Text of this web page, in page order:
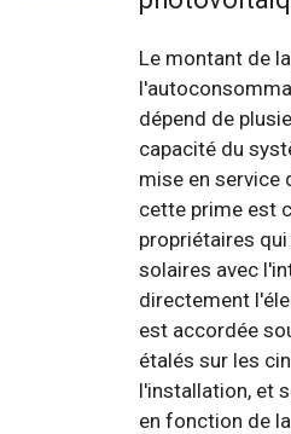
Le montant de
dépend de
capacité du
mise en service
cette prime est
propriétaires
solaires avec
directement
est accordée
étalés sur les
l'installation, et
en fonction de